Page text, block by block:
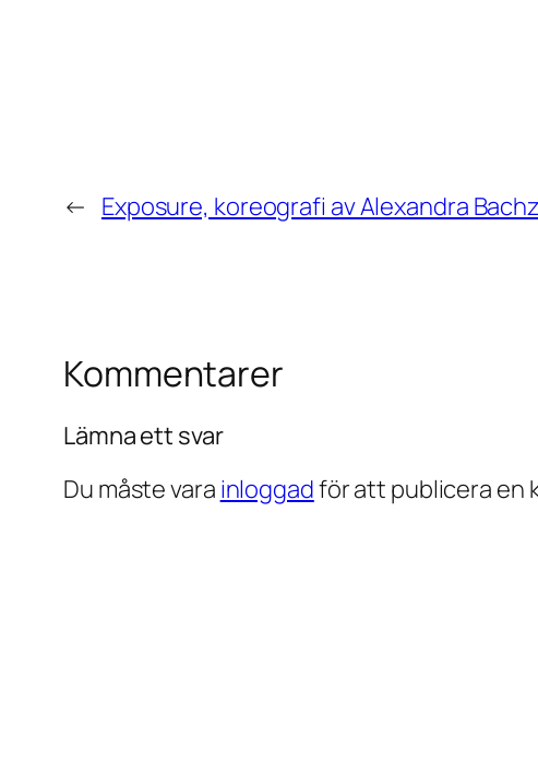
← Exposure, koreografi av Alexandra
Kommentarer
Lämna ett svar
Du måste vara inloggadför att publicera en